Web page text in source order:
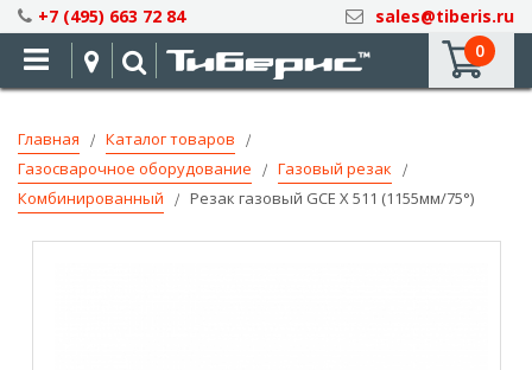
Skip
to
Content
+7 (495) 663 72 84
sales@tiberis.ru
0
Главная
Каталог товаров
Газосварочное оборудование
Газовый резак
Комбинированный
Резак газовый GCE X 511 (1155мм/75°)